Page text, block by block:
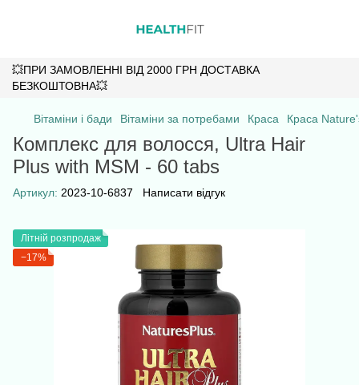
💥ПРИ ЗАМОВЛЕННІ ВІД 2000 ГРН ДОСТАВКА
БЕЗКОШТОВНА💥
Вітаміни і бади Вітаміни за потребами Краса Краса
Комплекс для волосся, Ultra Hair
Plus with MSM - 60 tabs
Артикул: 2023-10-6837 Написати відгук
Літній розпродаж
−17%